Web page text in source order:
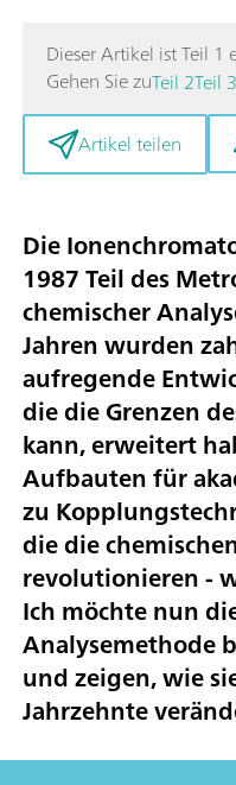
Dieser Artikel ist Teil 1
Gehen Sie zuTeil 2Teil 3
Artikel teilen
Die
1987 Teil des
chemischer
Jahren wurden
aufregende
die die Grenzen
kann, erweitert
Aufbauten für
zu
die die
revolutionieren -
Ich möchte nun
Analysemethode
und zeigen, wie
Jahrzehnte